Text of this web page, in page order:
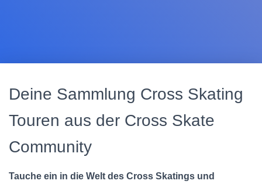
H
T
Deine Sammlung Cross Skating
Touren aus der Cross Skate
Community
Tauche ein in die Welt des Cross Skatings und